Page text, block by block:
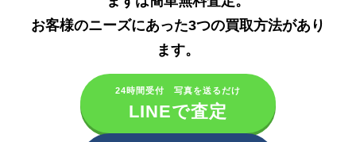
お客様のニーズにあった3つの買取方法があり
ます。​
24時間受付 写真を送るだけ
LINEで査定